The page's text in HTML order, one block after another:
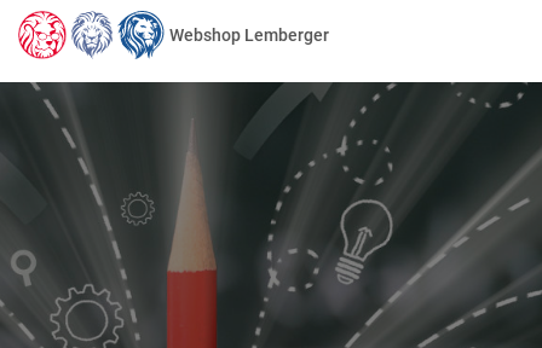
Webshop Lemberger